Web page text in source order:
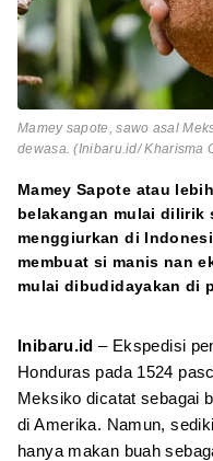
Mamey sapote, sawo asal
dewasa. (Inibaru.id/ Kharisma
Mamey Sapote atau
belakangan mulai dilirik
menggiurkan di
membuat si manis nan
mulai dibudidayakan di
Inibaru.id– Ekspedisi
Honduras pada 1524
Meksiko dicatat sebagai
di Amerika. Namun,
hanya makan buah